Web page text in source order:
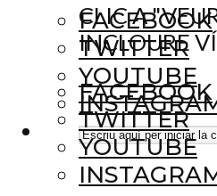
FACEBOOK
TWITTER
YOUTUBE
CLIC A
INCLOURE
FACEBOOK
TWITTER
YOUTUBE